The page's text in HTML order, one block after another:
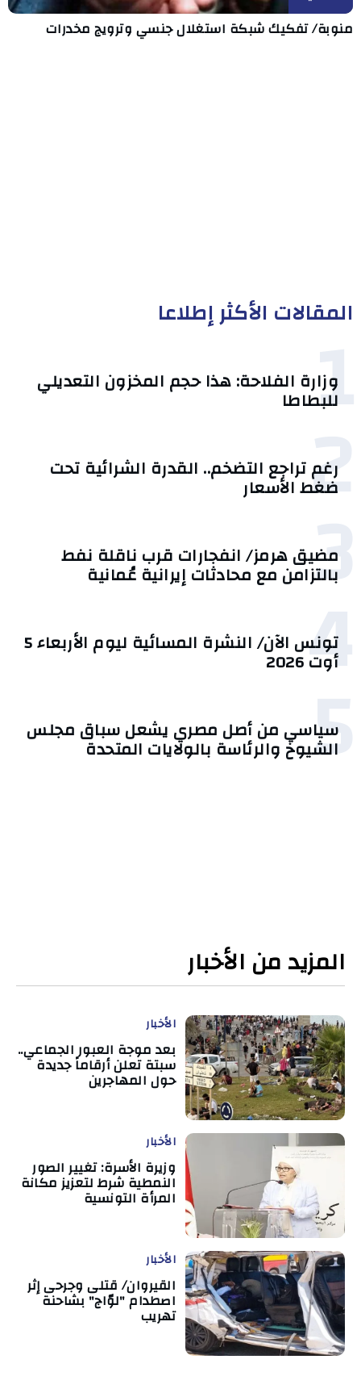
منوبة/ تفكيك شبكة استغلال جنسي وترويج مخدرات
المقالات الأكثر إطلاعا
1
وزارة الفلاحة: هذا حجم المخزون التعديلي
للبطاطا
2
رغم تراجع التضخم.. القدرة الشرائية تحت
ضغط الأسعار
3
مضيق هرمز/ انفجارات قرب ناقلة نفط
بالتزامن مع محادثات إيرانية عُمانية
4 تونس الآن/ النشرة المسائية ليوم الأربعاء 5
أوت 2026
5
سياسي من أصل مصري يشعل سباق مجلس
الشيوخ والرئاسة بالولايات المتحدة
المزيد من الأخبار
الأخبار
بعد موجة العبور الجماعي..
سبتة تعلن أرقاماً جديدة
حول المهاجرين
الأخبار
وزيرة الأسرة: تغيير الصور
النمطية شرط لتعزيز مكانة
المرأة التونسية
الأخبار
القيروان/ قتلى وجرحى إثر
اصطدام "لوّاج" بشاحنة
تهريب